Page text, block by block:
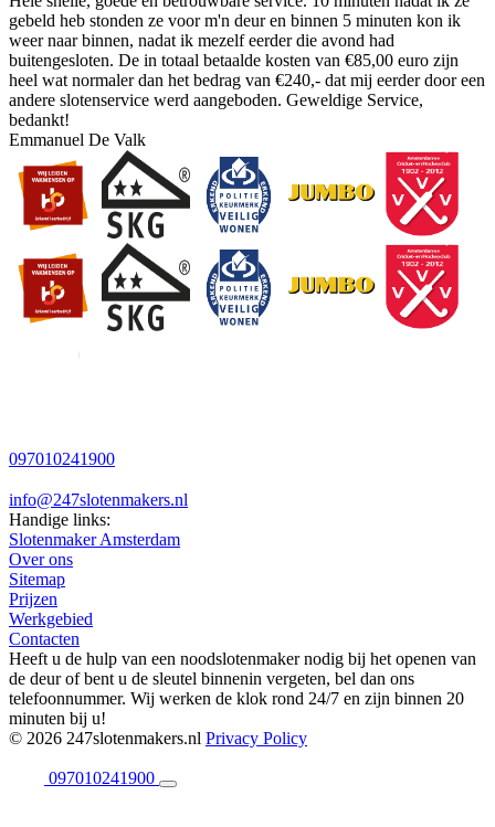
gebeld heb stonden ze voor m'n deur en binnen 5 minuten kon ik
weer naar binnen, nadat ik mezelf eerder die avond had
buitengesloten. De in totaal betaalde kosten van €85,00 euro zijn
heel wat normaler dan het bedrag van €240,- dat mij eerder door een
andere slotenservice werd aangeboden. Geweldige Service,
bedankt!
Emmanuel De Valk
097010241900
info@247slotenmakers.nl
Handige links:
Slotenmaker Amsterdam
Over ons
Sitemap
Prijzen
Werkgebied
Contacten
Heeft u de hulp van een noodslotenmaker nodig bij het openen van
de deur of bent u de sleutel binnenin vergeten, bel dan ons
telefoonnummer. Wij werken de klok rond 24/7 en zijn binnen 20
minuten bij u!
© 2026 247slotenmakers.nl Privacy Policy
097010241900